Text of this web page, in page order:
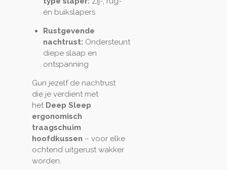
én buikslapers
Rustgevende
nachtrust: Ondersteunt
diepe slaap en
ontspanning
Gun jezelf de nachtrust
die je verdient met
het Deep Sleep
ergonomisch
traagschuim
hoofdkussen – voor elke
ochtend uitgerust wakker
worden.